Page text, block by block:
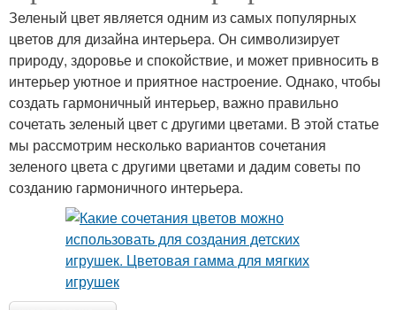
Зеленый цвет является одним из самых популярных
цветов для дизайна интерьера. Он символизирует
природу, здоровье и спокойствие, и может привносить в
интерьер уютное и приятное настроение. Однако, чтобы
создать гармоничный интерьер, важно правильно
сочетать зеленый цвет с другими цветами. В этой статье
мы рассмотрим несколько вариантов сочетания
зеленого цвета с другими цветами и дадим советы по
созданию гармоничного интерьера.